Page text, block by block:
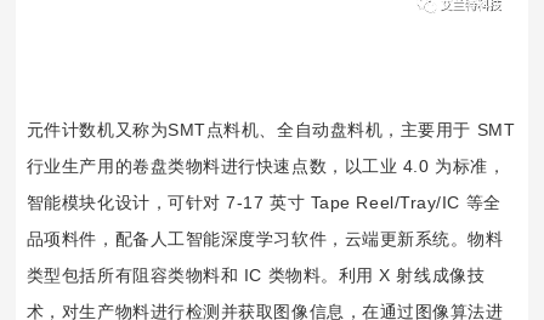
元件计数机又称为SMT点料机、全自动盘料机，主要用于 SMT
行业生产用的卷盘类物料进行快速点数，以工业 4.0 为标准，
智能模块化设计，可针对 7-17 英寸 Tape Reel/Tray/IC 等全
品项料件，配备人工智能深度学习软件，云端更新系统。物料
类型包括所有阻容类物料和 IC 类物料。利用 X 射线成像技
术，对生产物料进行检测并获取图像信息，在通过图像算法进